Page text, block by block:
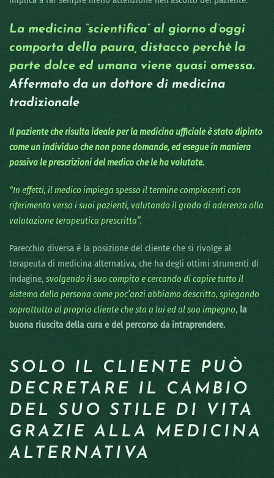
La medicina “scientifica” al giorno d’oggi
comporta della paura, distacco perché la
parte dolce ed umana viene quasi omessa.
Affermato da un dottore di medicina
tradizionale
Il paziente che risulta ideale per la medicina ufficiale è stato dipinto
come un individuo che non pone domande, ed esegue in maniera
passiva le prescrizioni del medico che le ha valutate.
“In effetti, il medico impiega spesso il termine compiacenti con
riferimento verso i suoi pazienti, valutando il grado di aderenza alla
valutazione terapeutica prescritta”.
Parecchio diversa è la posizione del cliente che si rivolge al
terapeuta di medicina alternativa, che ha degli ottimi strumenti di
indagine, svolgendo il suo compito e cercando di capire tutto il
sistema della persona come poc’anzi abbiamo descritto, spiegando
soprattutto al proprio cliente che sta a lui ed al suo impegno, la
buona riuscita della cura e del percorso da intraprendere.
SOLO IL CLIENTE PUÒ
DECRETARE IL CAMBIO
DEL SUO STILE DI VITA
GRAZIE ALLA MEDICINA
ALTERNATIVA